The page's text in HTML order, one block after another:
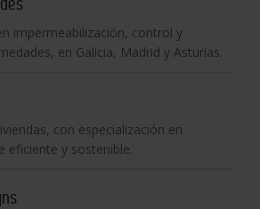
impermeabilización, control y
en Galicia, Madrid y Asturias.
con especialización en
eficiente y sostenible.